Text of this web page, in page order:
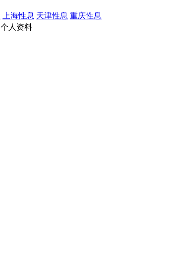
上海性息 天津性息 重庆性息
个人资料